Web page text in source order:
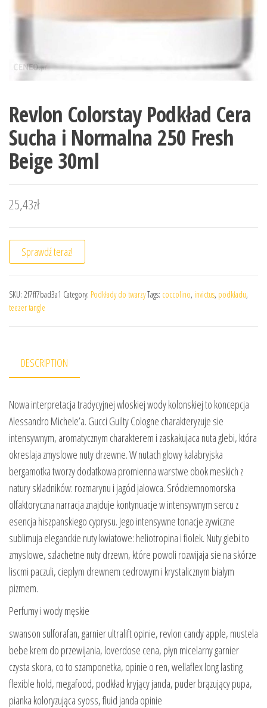
Revlon Colorstay Podkład Cera
Sucha i Normalna 250 Fresh
Beige 30ml
25,43zł
Sprawdź teraz!
SKU: 2f7ff7bad3a1 Category: Podkłady do twarzyTags: coccolino, invictus, podkładu,
teezer tangle
DESCRIPTION
Nowa interpretacja tradycyjnej wloskiej wody kolonskiej to koncepcja
Alessandro Michele’a. Gucci Guilty Cologne charakteryzuje sie
intensywnym, aromatycznym charakterem i zaskakujaca nuta glebi, która
okreslaja zmyslowe nuty drzewne. W nutach glowy kalabryjska
bergamotka tworzy dodatkowa promienna warstwe obok meskich z
natury skladników: rozmarynu i jagód jalowca. Sródziemnomorska
olfaktoryczna narracja znajduje kontynuacje w intensywnym sercu z
esencja hiszpanskiego cyprysu. Jego intensywne tonacje zywiczne
sublimuja eleganckie nuty kwiatowe: heliotropina i fiolek. Nuty glebi to
zmyslowe, szlachetne nuty drzewn, które powoli rozwijaja sie na skórze
liscmi paczuli, cieplym drewnem cedrowym i krystalicznym bialym
pizmem.
Perfumy i wody męskie
swanson sulforafan, garnier ultralift opinie, revlon candy apple, mustela
bebe krem do przewijania, loverdose cena, płyn micelarny garnier
czysta skora, co to szamponetka, opinie o ren, wellaflex long lasting
flexible hold, megafood, podkład kryjący janda, puder brązujący pupa,
pianka koloryzująca syoss, fluid janda opinie